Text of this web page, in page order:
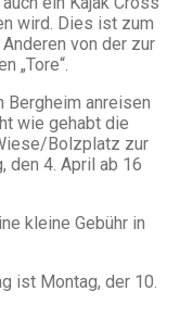
wird. Dies ist zum
von der zur
„Tore“.
Bergheim anreisen
wie gehabt die
Bolzplatz zur
den 4. April ab 16
kleine Gebühr in
ist Montag, der 10.